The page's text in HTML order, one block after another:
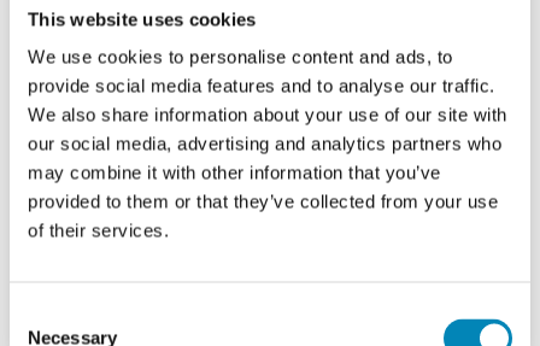
This website uses cookies
We use cookies to personalise content and ads, to
provide social media features and to analyse our traffic.
We also share information about your use of our site with
our social media, advertising and analytics partners who
may combine it with other information that you’ve
provided to them or that they’ve collected from your use
of their services.
Necessary